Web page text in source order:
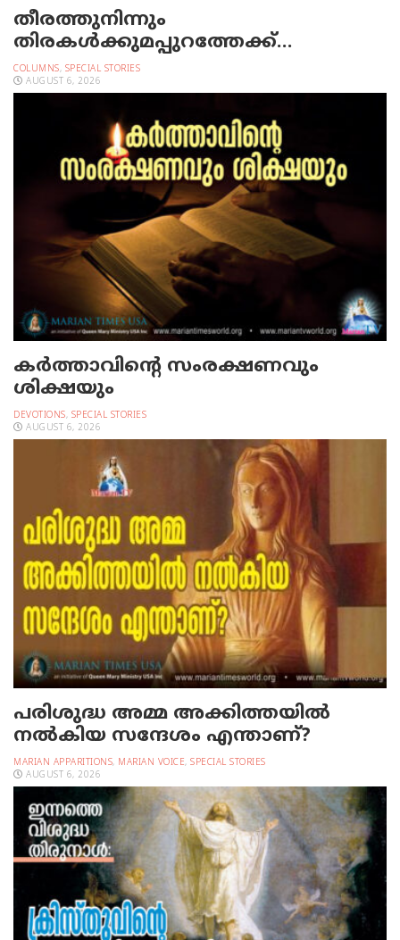
തീരത്തുനിന്നും
തിരകള്‍ക്കുമപ്പുറത്തേക്ക്…
COLUMNS, SPECIAL STORIES
AUGUST 6, 2026
കർത്താവിന്റെ സംരക്ഷണവും
ശിക്ഷയും
DEVOTIONS, SPECIAL STORIES
AUGUST 6, 2026
പരിശുദ്ധ അമ്മ അക്കിത്തയില്‍
നല്‍കിയ സന്ദേശം എന്താണ്?
MARIAN APPARITIONS, MARIAN VOICE, SPECIAL STORIES
AUGUST 6, 2026